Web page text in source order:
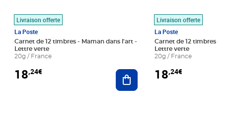
au panier
Livraison offerte
La Poste
Carnet de 12 timbres - Maman dans l'art -
Lettre verte
20g / France
18,24€ Ajouter au panier
Livraison offerte
La Poste
Carnet de 12 timbres - Le
Lettre verte
20g / France
18,24€